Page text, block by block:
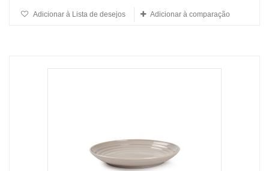
Adicionar à Lista de desejos Adicionar à comparação